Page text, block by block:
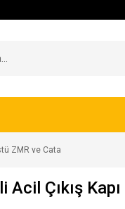
ZMR ve Cata
Acil Çıkış